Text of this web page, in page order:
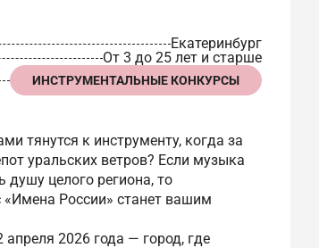
Екатеринбург
От 3 до 25 лет и старше
ИНСТРУМЕНТАЛЬНЫЕ КОНКУРСЫ
тянутся к инструменту, когда за
уральских ветров? Если музыка
целого региона, то
«Имена России» станет вашим
2026 года — город, где